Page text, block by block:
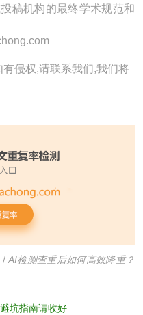
稿机构的最终学术规范和
侵权,请联系我们,我们将
/AI检测查重后如何高效降重？
坑指南请收好